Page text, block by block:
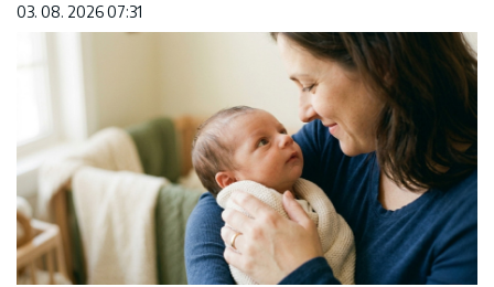
03. 08. 2026 07:31